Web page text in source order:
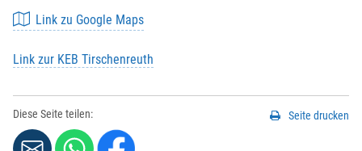
Link zu Google Maps
Link zur KEB Tirschenreuth
Diese Seite teilen: Seite drucken